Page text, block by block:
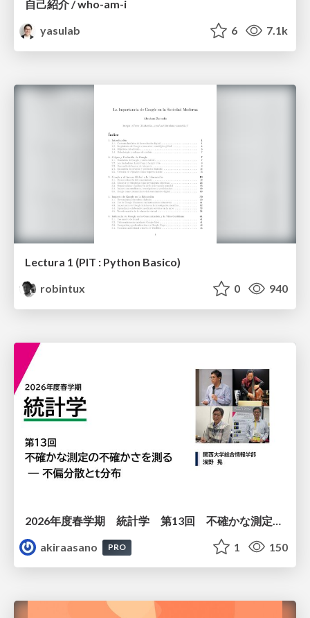
自己紹介 / who-am-i
yasulab
6 7.1k
Lectura 1 (PIT : Python Basico)
robintux
0 940
akiraasano
PRO 1 150